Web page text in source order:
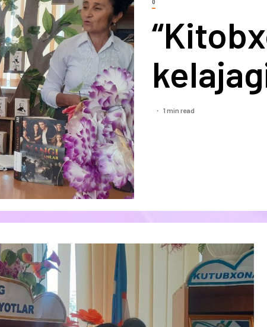
0
1 min read